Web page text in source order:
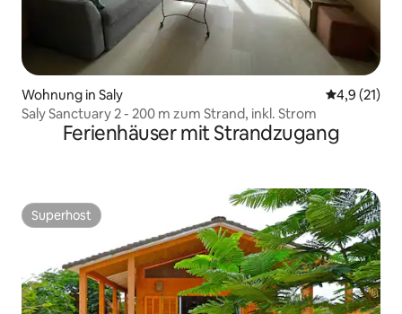
Wohnung in Saly
4,9 (21)
Saly Sanctuary 2 - 200 m zum Strand, inkl. Strom
Ferienhäuser mit Strandzugang
Superhost
Superhost